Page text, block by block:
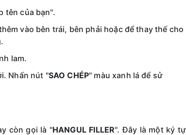
tên của bạn".
vào bên trái, bên phải hoặc để thay thế cho
lam.
Nhấn nút "SAO CHÉP" màu xanh lá để sử
còn gọi là "HANGUL FILLER". Đây là một ký tự